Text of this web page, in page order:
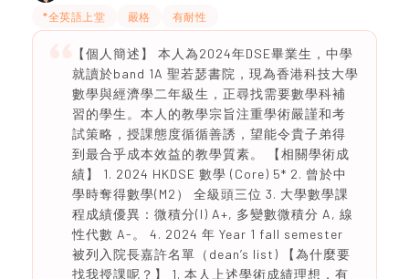
*全英語上堂 嚴格 有耐性
【個人簡述】 本人為2024年DSE畢業生，中學
就讀於band 1A 聖若瑟書院，現為香港科技大學
數學與經濟學二年級生，正尋找需要數學科補
習的學生。本人的教學宗旨注重學術嚴謹和考
試策略，授課態度循循善誘，望能令貴子弟得
到最合乎成本效益的教學質素。 【相關學術成
績】 1. 2024 HKDSE 數學 (Core) 5* 2. 曾於中
學時奪得數學(M2） 全級頭三位 3. 大學數學課
程成績優異：微積分(I) A+, 多變數微積分 A, 線
性代數 A-。 4. 2024 年 Year 1 fall semester
被列入院長嘉許名單（dean’s list) 【為什麼要
找我授課呢？】 1. 本人上述學術成績理想，有